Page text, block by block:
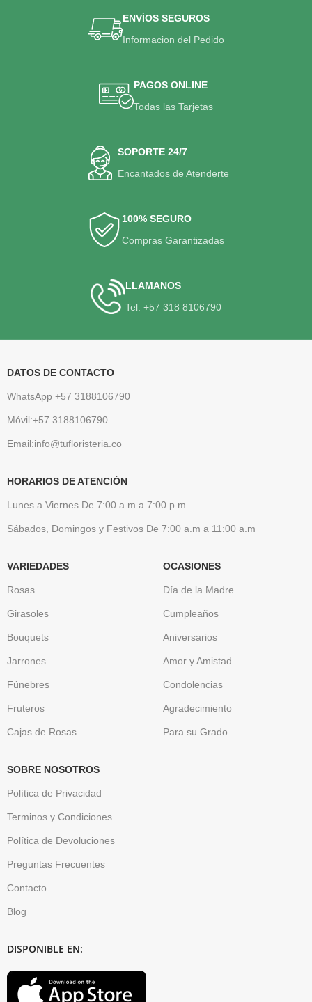
ENVÍOS SEGUROS
Informacion del Pedido
PAGOS ONLINE
Todas las Tarjetas
SOPORTE 24/7
Encantados de Atenderte
100% SEGURO
Compras Garantizadas
LLAMANOS
Tel: +57 318 8106790
DATOS DE CONTACTO
WhatsApp +57 3188106790
Móvil:+57 3188106790
Email:info@tufloristeria.co
HORARIOS DE ATENCIÓN
Lunes a Viernes De 7:00 a.m a 7:00 p.m
Sábados, Domingos y Festivos De 7:00 a.m a 11:00 a.m
VARIEDADES
Rosas
Girasoles
Bouquets
Jarrones
Fúnebres
Fruteros
Cajas de Rosas
OCASIONES
Día de la Madre
Cumpleaños
Aniversarios
Amor y Amistad
Condolencias
Agradecimiento
Para su Grado
SOBRE NOSOTROS
Política de Privacidad
Terminos y Condiciones
Política de Devoluciones
Preguntas Frecuentes
Contacto
Blog
DISPONIBLE EN: